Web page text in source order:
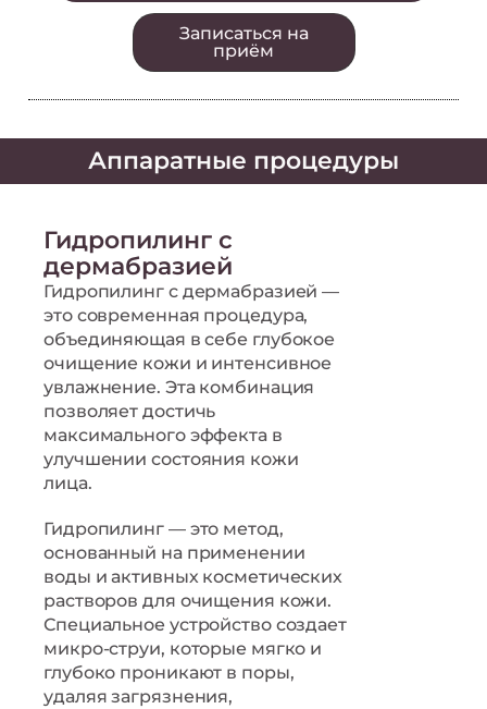
Записаться на
приём
Аппаратные процедуры
Гидропилинг с
дермабразией
Гидропилинг с дермабразией —
это современная процедура,
объединяющая в себе глубокое
очищение кожи и интенсивное
увлажнение. Эта комбинация
позволяет достичь
максимального эффекта в
улучшении состояния кожи
лица.
Гидропилинг — это метод,
основанный на применении
воды и активных косметических
растворов для очищения кожи.
Специальное устройство создает
микро-струи, которые мягко и
глубоко проникают в поры,
удаляя загрязнения,